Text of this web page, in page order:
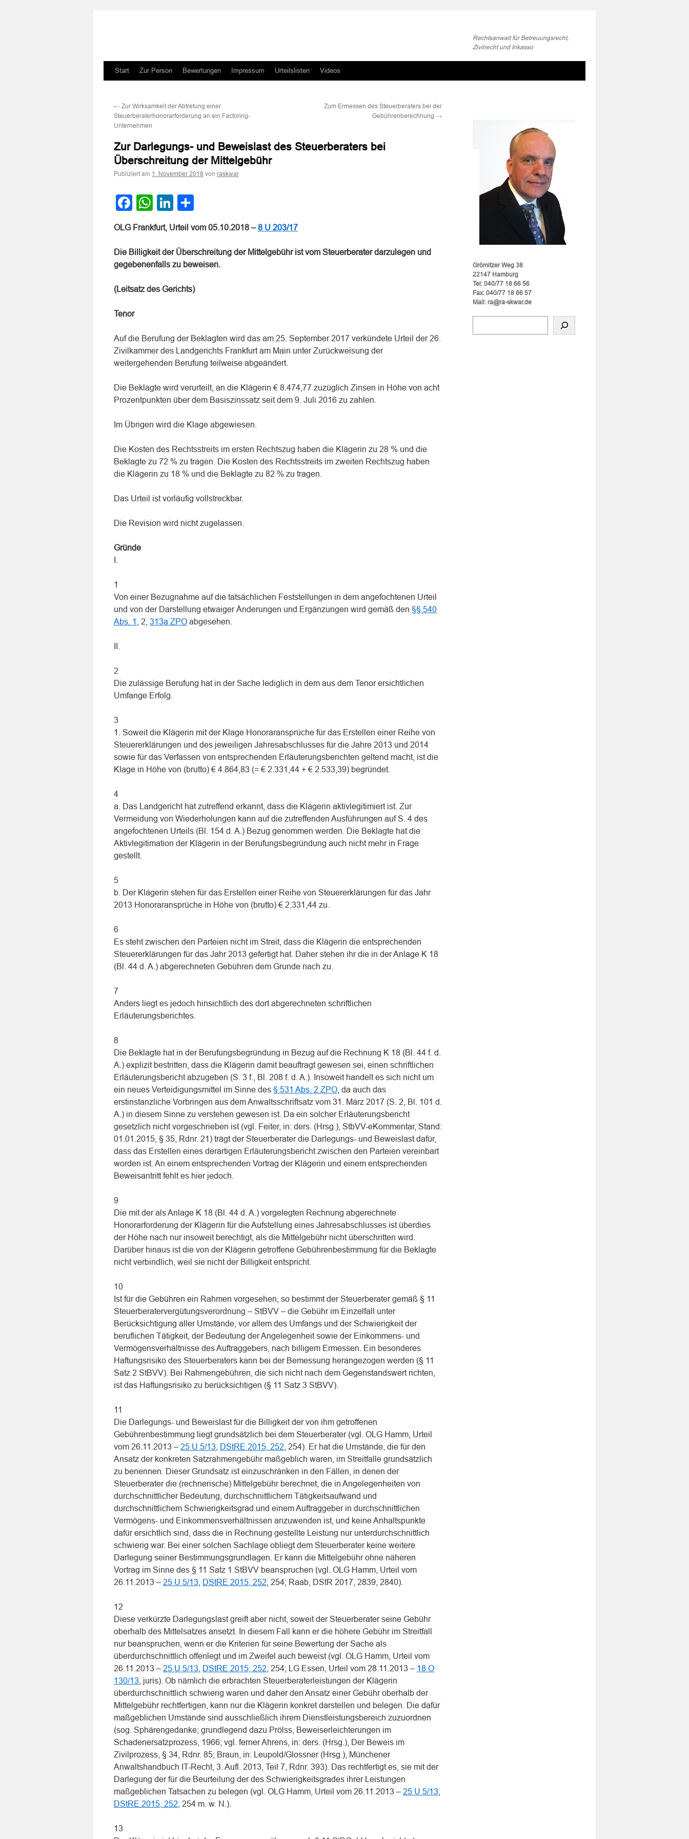
Rechtsanwalt für Betreuungsrecht,
Zivilrecht und Inkasso
Zum
springen
Start Zur Person Bewertungen Impressum Urteilslisten Videos
← Zur Wirksamkeit der Abtretung einer
Steuerberaterhonorarforderung an ein Factoring-
Unternehmen
Zum Ermessen des Steuerberaters bei der
Gebührenberechnung →
Zur Darlegungs- und Beweislast des Steuerberaters bei
Überschreitung der Mittelgebühr
Publiziert am 1. November 2018 von raskwar
Facebook
WhatsApp
LinkedIn
OLG Frankfurt, Urteil vom 05.10.2018 –8 U 203/17
Die Billigkeit der Überschreitung der Mittelgebühr ist vom Steuerberater darzulegen und
gegebenenfalls zu beweisen.
(Leitsatz des Gerichts)
Tenor
Auf die Berufung der Beklagten wird das am 25. September 2017 verkündete Urteil der 26.
Zivilkammer des Landgerichts Frankfurt am Main unter Zurückweisung der
weitergehenden Berufung teilweise abgeändert.
Die Beklagte wird verurteilt, an die Klägerin € 8.474,77 zuzüglich Zinsen in Höhe von acht
Prozentpunkten über dem Basiszinssatz seit dem 9. Juli 2016 zu zahlen.
Im Übrigen wird die Klage abgewiesen.
Die Kosten des Rechtsstreits im ersten Rechtszug haben die Klägerin zu 28 % und die
Beklagte zu 72 % zu tragen. Die Kosten des Rechtsstreits im zweiten Rechtszug haben
die Klägerin zu 18 % und die Beklagte zu 82 % zu tragen.
Das Urteil ist vorläufig vollstreckbar.
Die Revision wird nicht zugelassen.
Gründe
1
Von einer Bezugnahme auf die tatsächlichen Feststellungen in dem angefochtenen Urteil
und von der Darstellung etwaiger Änderungen und Ergänzungen wird gemäß den §§ 540
Abs. 1
, 2, 313a ZPO abgesehen.
2
Die zulässige Berufung hat in der Sache lediglich in dem aus dem Tenor ersichtlichen
Umfange Erfolg.
3
1. Soweit die Klägerin mit der Klage Honoraransprüche für das Erstellen einer Reihe von
Steuererklärungen und des jeweiligen Jahresabschlusses für die Jahre 2013 und 2014
sowie für das Verfassen von entsprechenden Erläuterungsberichten geltend macht, ist die
Klage in Höhe von (brutto) € 4.864,83 (= € 2.331,44 + € 2.533,39) begründet.
4
a. Das Landgericht hat zutreffend erkannt, dass die Klägerin aktivlegitimiert ist. Zur
Vermeidung von Wiederholungen kann auf die zutreffenden Ausführungen auf S. 4 des
angefochtenen Urteils (Bl. 154 d. A.) Bezug genommen werden. Die Beklagte hat die
Aktivlegitimation der Klägerin in der Berufungsbegründung auch nicht mehr in Frage
gestellt.
5
b. Der Klägerin stehen für das Erstellen einer Reihe von Steuererklärungen für das Jahr
2013 Honoraransprüche in Höhe von (brutto) € 2.331,44 zu.
6
Es steht zwischen den Parteien nicht im Streit, dass die Klägerin die entsprechenden
Steuererklärungen für das Jahr 2013 gefertigt hat. Daher stehen ihr die in der Anlage K 18
(Bl. 44 d. A.) abgerechneten Gebühren dem Grunde nach zu.
7
Anders liegt es jedoch hinsichtlich des dort abgerechneten schriftlichen
Erläuterungsberichtes.
8
Die Beklagte hat in der Berufungsbegründung in Bezug auf die Rechnung K 18 (Bl. 44 f. d.
A.) explizit bestritten, dass die Klägerin damit beauftragt gewesen sei, einen schriftlichen
Erläuterungsbericht abzugeben (S. 3 f., Bl. 208 f. d. A.). Insoweit handelt es sich nicht um
ein neues Verteidigungsmittel im Sinne des § 531 Abs. 2 ZPO , da auch das
erstinstanzliche Vorbringen aus dem Anwaltsschriftsatz vom 31. März 2017 (S. 2, Bl. 101 d.
A.) in diesem Sinne zu verstehen gewesen ist. Da ein solcher Erläuterungsbericht
gesetzlich nicht vorgeschrieben ist (vgl. Feiter, in: ders. (Hrsg.), StbVV-eKommentar, Stand:
01.01.2015, § 35, Rdnr. 21) trägt der Steuerberater die Darlegungs- und Beweislast dafür,
dass das Erstellen eines derartigen Erläuterungsbericht zwischen den Parteien vereinbart
worden ist. An einem entsprechenden Vortrag der Klägerin und einem entsprechenden
Beweisantritt fehlt es hier jedoch.
9
Die mit der als Anlage K 18 (Bl. 44 d. A.) vorgelegten Rechnung abgerechnete
Honorarforderung der Klägerin für die Aufstellung eines Jahresabschlusses ist überdies
der Höhe nach nur insoweit berechtigt, als die Mittelgebühr nicht überschritten wird.
Darüber hinaus ist die von der Klägerin getroffene Gebührenbestimmung für die Beklagte
nicht verbindlich, weil sie nicht der Billigkeit entspricht.
10
Ist für die Gebühren ein Rahmen vorgesehen, so bestimmt der Steuerberater gemäß § 11
Steuerberatervergütungsverordnung – StBVV – die Gebühr im Einzelfall unter
Berücksichtigung aller Umstände, vor allem des Umfangs und der Schwierigkeit der
beruflichen Tätigkeit, der Bedeutung der Angelegenheit sowie der Einkommens- und
Vermögensverhältnisse des Auftraggebers, nach billigem Ermessen. Ein besonderes
Haftungsrisiko des Steuerberaters kann bei der Bemessung herangezogen werden (§ 11
Satz 2 StBVV). Bei Rahmengebühren, die sich nicht nach dem Gegenstandswert richten,
ist das Haftungsrisiko zu berücksichtigen (§ 11 Satz 3 StBVV).
11
Die Darlegungs- und Beweislast für die Billigkeit der von ihm getroffenen
Gebührenbestimmung liegt grundsätzlich bei dem Steuerberater (vgl. OLG Hamm, Urteil
vom 26.11.2013 – 25 U 5/13 DStRE 2015, 252 , 254). Er hat die Umstände, die für den
Ansatz der konkreten Satzrahmengebühr maßgeblich waren, im Streitfalle grundsätzlich
zu benennen. Dieser Grundsatz ist einzuschränken in den Fällen, in denen der
Steuerberater die (rechnerische) Mittelgebühr berechnet, die in Angelegenheiten von
durchschnittlicher Bedeutung, durchschnittlichem Tätigkeitsaufwand und
durchschnittlichem Schwierigkeitsgrad und einem Auftraggeber in durchschnittlichen
Vermögens- und Einkommensverhältnissen anzuwenden ist, und keine Anhaltspunkte
dafür ersichtlich sind, dass die in Rechnung gestellte Leistung nur unterdurchschnittlich
schwierig war. Bei einer solchen Sachlage obliegt dem Steuerberater keine weitere
Darlegung seiner Bestimmungsgrundlagen. Er kann die Mittelgebühr ohne näheren
Vortrag im Sinne des § 11 Satz 1 StBVV beanspruchen (vgl. OLG Hamm, Urteil vom
26.11.2013 – 25 U 5/13 DStRE 2015, 252 , 254; Raab, DStR 2017, 2839, 2840).
12
Diese verkürzte Darlegungslast greift aber nicht, soweit der Steuerberater seine Gebühr
oberhalb des Mittelsatzes ansetzt. In diesem Fall kann er die höhere Gebühr im Streitfall
nur beanspruchen, wenn er die Kriterien für seine Bewertung der Sache als
überdurchschnittlich offenlegt und im Zweifel auch beweist (vgl. OLG Hamm, Urteil vom
26.11.2013 – 25 U 5/13 DStRE 2015, 252 , 254; LG Essen, Urteil vom 28.11.2013 – 18 O
130/13 , juris). Ob nämlich die erbrachten Steuerberaterleistungen der Klägerin
überdurchschnittlich schwierig waren und daher den Ansatz einer Gebühr oberhalb der
Mittelgebühr rechtfertigen, kann nur die Klägerin konkret darstellen und belegen. Die dafür
maßgeblichen Umstände sind ausschließlich ihrem Dienstleistungsbereich zuzuordnen
(sog. Sphärengedanke; grundlegend dazu Prölss, Beweiserleichterungen im
Schadenersatzprozess, 1966; vgl. ferner Ahrens, in: ders. (Hrsg.), Der Beweis im
Zivilprozess, § 34, Rdnr. 85; Braun, in: Leupold/Glossner (Hrsg.), Münchener
Anwaltshandbuch IT-Recht, 3. Aufl. 2013, Teil 7, Rdnr. 393). Das rechtfertigt es, sie mit der
Darlegung der für die Beurteilung der des Schwierigkeitsgrades ihrer Leistungen
maßgeblichen Tatsachen zu belegen (vgl. OLG Hamm, Urteil vom 26.11.2013 – 25 U 5/13
DStRE 2015, 252 , 254 m. w. N.).
13
Grömitzer Weg 38
22147 Hamburg
Tel: 040/77 18 66 56
Fax: 040/77 18 66 57
Mail: ra@ra-skwar.de